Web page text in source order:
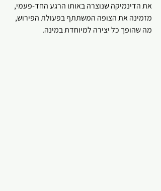
את הדינמיקה שנוצרה באותו הרגע החד-פעמי,
מזמינה את הצופה המשתתף בפעולת הפירוש,
מה שהופך כל יצירה למיוחדת במינה.